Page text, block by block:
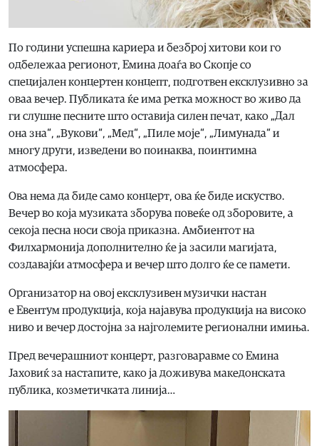
По години успешна кариера и безброј хитови кои го
одбележаа регионот, Емина доаѓа во Скопје со
специјален концертен концепт, подготвен ексклузивно за
оваа вечер. Публиката ќе има ретка можност во живо да
ги слушне песните што оставија силен печат, како „Дал
она зна“, „Вукови“, „Мед“, „Пиле моје“, „Лимунада“ и
многу други, изведени во поинаква, поинтимна
атмосфера.
Ова нема да биде само концерт, ова ќе биде искуство.
Вечер во која музиката зборува повеќе од зборовите, а
секоја песна носи своја приказна. Амбиентот на
Филхармонија дополнително ќе ја засили магијата,
создавајќи атмосфера и вечер што долго ќе се памети.
Организатор на овој ексклузивен музички настан
е Евентум продукција, која најавува продукција на високо
ниво и вечер достојна за најголемите регионални имиња.
Пред вечерашниот концерт, разговаравме со Емина
Јаховиќ за настапите, како ја доживува македонската
публика, козметичката линија…